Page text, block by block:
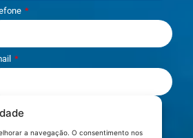
a navegação. O consentimento nos
Li e aceito os termos de